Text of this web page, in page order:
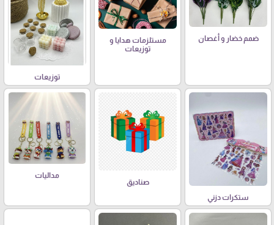
ضمم خضار و أغصان
مستلزمات هدايا و
توزيعات
توزيعات
ستكرات دزني
صناديق
مداليات